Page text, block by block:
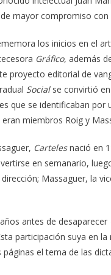
mayor compromiso
los inicios en el
Gráfico, además
proyecto editorial de
Socialse convirtió
que se identificaban
miembros Roig y
Cartelesnació en
en semanario,
Massaguer, la
antes de desaparecer
participación suya en
el tema de las